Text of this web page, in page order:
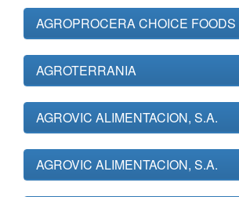
AGROPROCERA CHOICE FOODS
AGROTERRANIA
AGROVIC ALIMENTACION, S.A.
AGROVIC ALIMENTACION, S.A.